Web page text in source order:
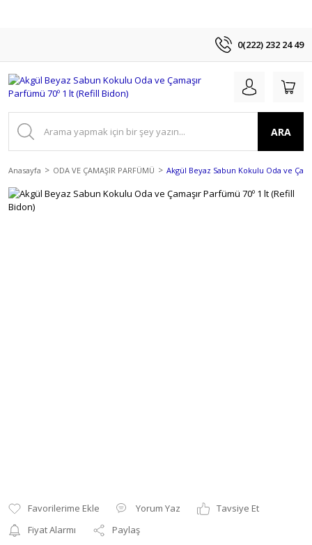
0(222) 232 24 49
ARA
Anasayfa ODA VE ÇAMAŞIR PARFÜMÜ Akgül Beyaz Sabun Kokulu Oda ve
Yorum Yaz
Tavsiye Et
Fiyat Alarmı
Paylaş